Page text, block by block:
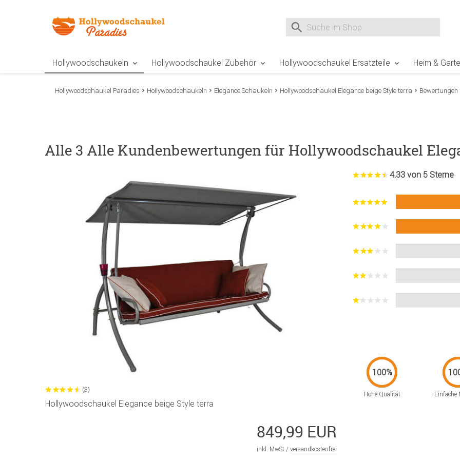
Suche nach
Hollywoodschaukeln Hollywoodschaukel Zubehör Hollywoodschaukel Ersatzteile Heim &
Hollywoodschaukel Paradies Hollywoodschaukeln Elegance Schaukeln Hollywoodschaukel Elegance beige Style terra Bewertungen
Alle 3 Alle Kundenbewertungen für Hollywoodschaukel
(3)
Hollywoodschaukel Elegance beige Style terra
849,99 EUR
inkl. MwSt / versandkostenfrei
4.33 von 5 Sterne
Hohe Qualität Einfache